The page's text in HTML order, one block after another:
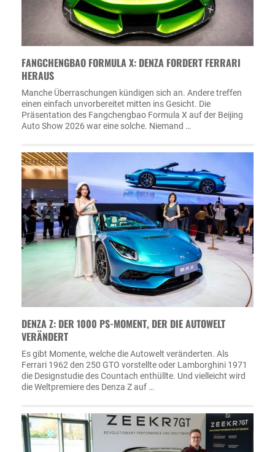
FANGCHENGBAO FORMULA X: DENZA FORDERT FERRARI
HERAUS
Manche Überraschungen kündigen sich an. Andere treffen
einen einfach unvorbereitet mitten ins Gesicht. Die
Präsentation des Fangchengbao Formula X auf der Beijing
Auto Show 2026 war eine solche. Niemand …
DENZA Z: DER 1000 PS-MOMENT, DER DIE AUTOWELT
VERÄNDERT
Es gibt Momente, welche die Autowelt veränderten. Als
Ferrari 1962 den 250 GTO vorstellte oder Lamborghini 1971
die Designstudie des Countach enthüllte. Und vielleicht wird
die Weltpremiere des Denza Z auf …